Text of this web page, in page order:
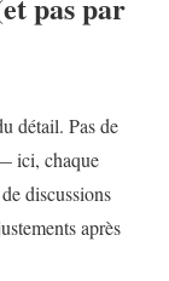
détail. Pas de
ici, chaque
discussions
après